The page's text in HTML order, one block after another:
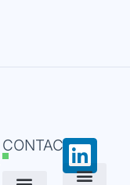
CONTACT